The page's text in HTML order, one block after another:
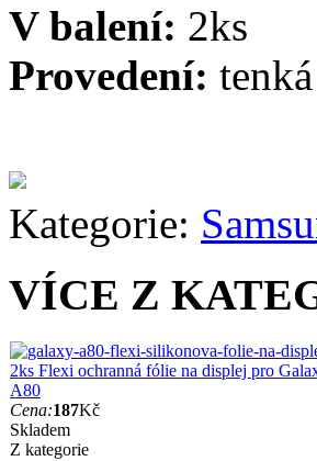
V balení: 2ks
Provedení:
Kategorie:
VÍCE Z
2ks Flexi ochranná fólie na displej pro
A80
Cena:187Kč
Skladem
Z kategorie